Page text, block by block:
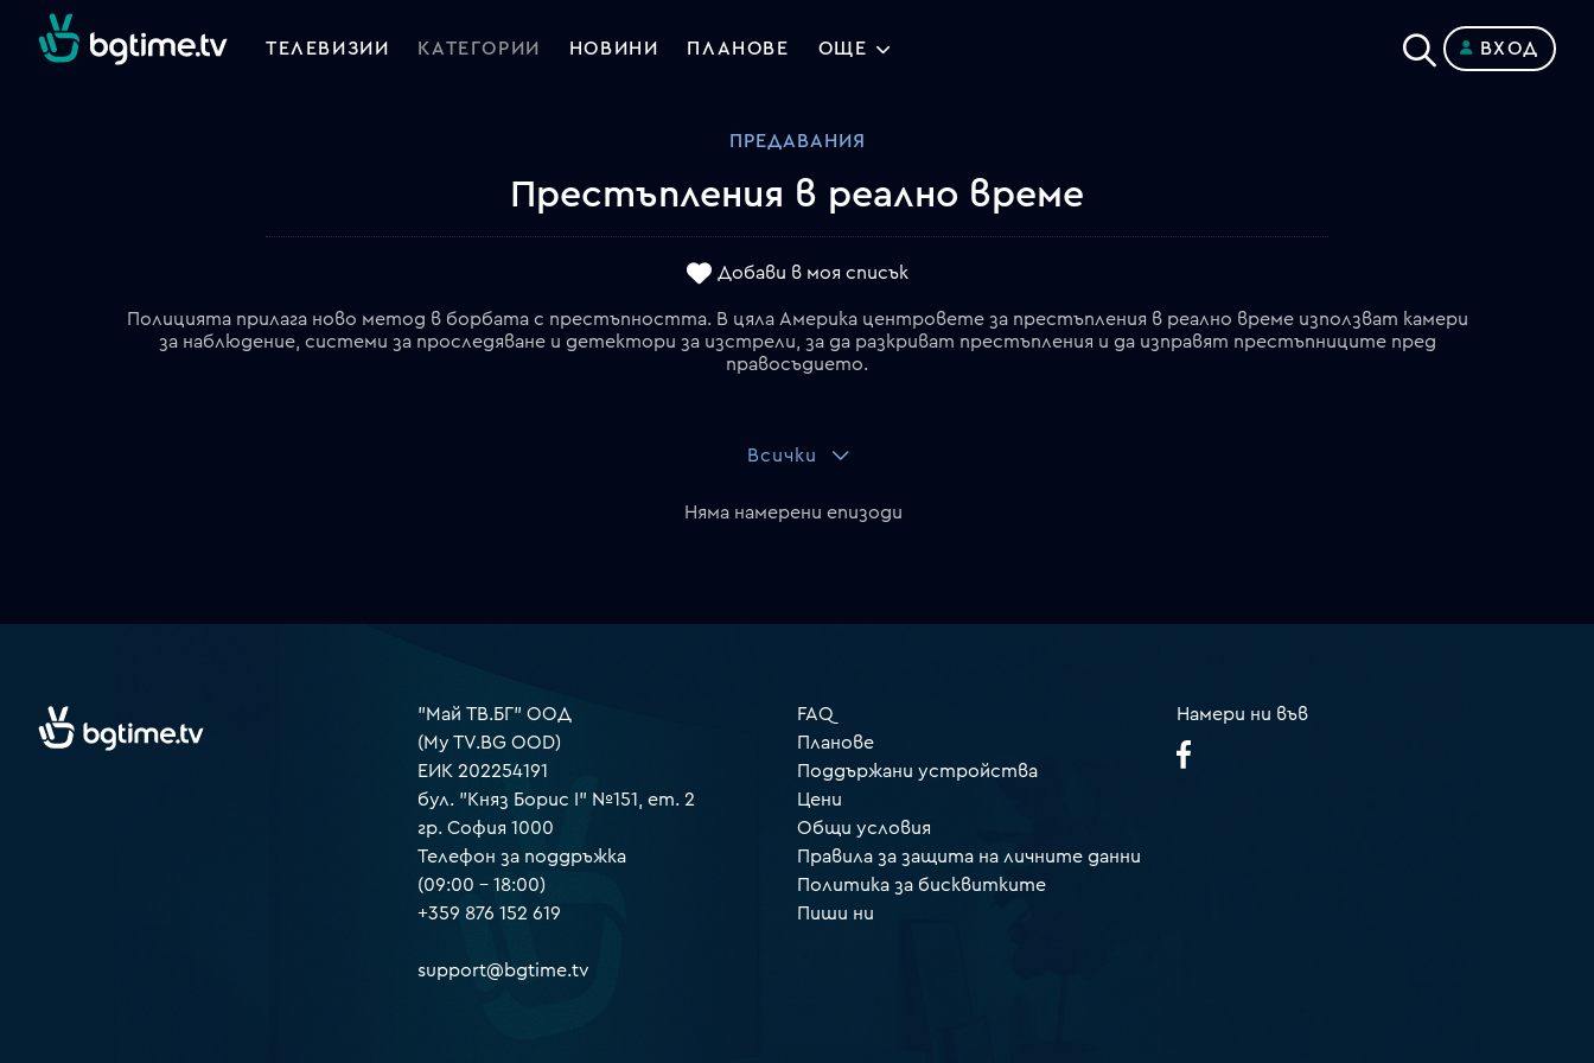
ТЕЛЕВИЗИИ КАТЕГОРИИ НОВИНИ ПЛАНОВЕ ОЩЕ ВХОД
ПРЕДАВАНИЯ
Престъпления в реално време
Добави в моя списък
Полицията прилага ново метод в борбата с престъпността. В цяла Америка центровете за престъпления в реално време използват камери
за наблюдение, системи за проследяване и детектори за изстрели, за да разкриват престъпления и да изправят престъпниците пред
правосъдието.
Всички
Няма намерени епизоди
"Май ТВ.БГ" ООД
(My TV.BG OOD)
ЕИК 202254191
бул. "Княз Борис I" №151, ет. 2
гр. София 1000
Телефон за поддръжка
(09:00 – 18:00)
+359 876 152 619
support@bgtime.tv
FAQ
Планове
Поддържани устройства
Цени
Общи условия
Правила за защита на личните данни
Политика за бисквитките
Пиши ни
Намери ни във